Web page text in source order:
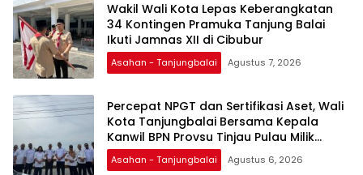
Wakil Wali Kota Lepas Keberangkatan
34 Kontingen Pramuka Tanjung Balai
Ikuti Jamnas XII di Cibubur
Asahan - Tanjungbalai Agustus 7, 2026
Percepat NPGT dan Sertifikasi Aset, Wali
Kota Tanjungbalai Bersama Kepala
Kanwil BPN Provsu Tinjau Pulau Milik
Pemko
Asahan - Tanjungbalai Agustus 6, 2026